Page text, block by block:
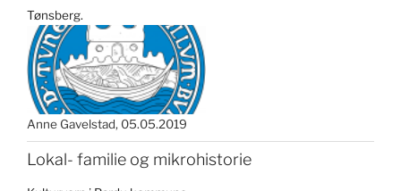
Tønsberg.
Anne Gavelstad 05.05.2019
Lokal- familie og mikrohistorie